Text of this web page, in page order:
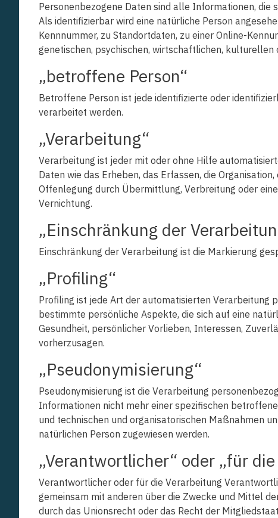
Personenbezogene Daten sind alle Informationen, die
Als identifizierbar wird eine natürliche Person
Kennnummer, zu Standortdaten, zu einer Online-
genetischen, psychischen, wirtschaftlichen,
„betroffene Person“
Betroffene Person ist jede identifizierte oder
verarbeitet werden.
„Verarbeitung“
Verarbeitung ist jeder mit oder ohne Hilfe
Daten wie das Erheben, das Erfassen, die
Offenlegung durch Übermittlung, Verbreitung oder
Vernichtung.
„Einschränkung der
Einschränkung der Verarbeitung ist die Markierung
„Profiling“
Profiling ist jede Art der automatisierten Verarbeitung
bestimmte persönliche Aspekte, die sich auf eine
Gesundheit, persönlicher Vorlieben, Interessen,
vorherzusagen.
„Pseudonymisierung“
Pseudonymisierung ist die Verarbeitung
Informationen nicht mehr einer spezifischen
und technischen und organisatorischen Maßnahmen
natürlichen Person zugewiesen werden.
„Verantwortlicher“ oder „für
Verantwortlicher oder für die Verarbeitung
gemeinsam mit anderen über die Zwecke und Mittel
durch das Unionsrecht oder das Recht der